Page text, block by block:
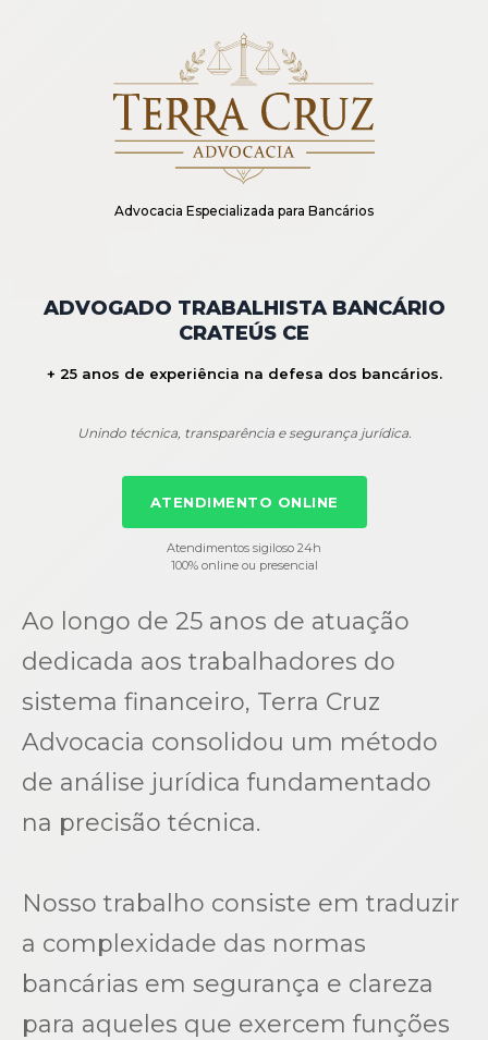
Advocacia Especializada para Bancários
ADVOGADO TRABALHISTA BANCÁRIO
CRATEÚS CE
+ 25 anos de experiência na defesa dos bancários.
Unindo técnica, transparência e segurança jurídica.
ATENDIMENTO ONLINE
Atendimentos sigiloso 24h
100% online ou presencial
Ao longo de 25 anos de atuação
dedicada aos trabalhadores do
sistema financeiro, Terra Cruz
Advocacia consolidou um método
de análise jurídica fundamentado
na precisão técnica.
Nosso trabalho consiste em traduzir
a complexidade das normas
bancárias em segurança e clareza
para aqueles que exercem funções